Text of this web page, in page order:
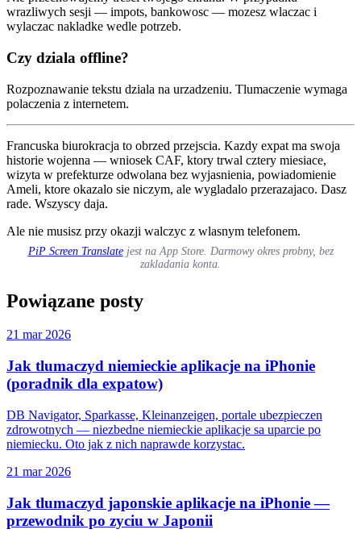
wrazliwych sesji — impots, bankowosc — mozesz wlaczac i
wylaczac nakladke wedle potrzeb.
Czy dziala offline?
Rozpoznawanie tekstu dziala na urzadzeniu. Tlumaczenie wymaga
polaczenia z internetem.
Francuska biurokracja to obrzed przejscia. Kazdy expat ma swoja
historie wojenna — wniosek CAF, ktory trwal cztery miesiace,
wizyta w prefekturze odwolana bez wyjasnienia, powiadomienie
Ameli, ktore okazalo sie niczym, ale wygladalo przerazajaco. Dasz
rade. Wszyscy daja.
Ale nie musisz przy okazji walczyc z wlasnym telefonem.
PiP Screen Translatejest na App Store. Darmowy okres probny, bez
zakladania konta.
Powiązane posty
21 mar 2026
Jak tlumaczyd niemieckie aplikacje na iPhonie
(poradnik dla expatow)
DB Navigator, Sparkasse, Kleinanzeigen, portale ubezpieczen
zdrowotnych — niezbedne niemieckie aplikacje sa uparcie po
niemiecku. Oto jak z nich naprawde korzystac.
21 mar 2026
Jak tlumaczyd japonskie aplikacje na iPhonie —
przewodnik po zyciu w Japonii